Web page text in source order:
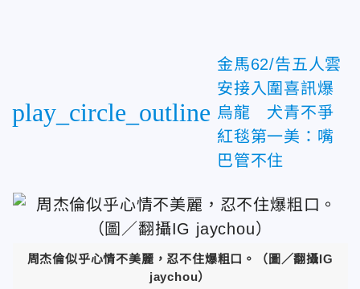
play_circle_outline
金馬62/告五人雲
安接入圍喜訊爆
烏龍 犬青不爭
紅毯第一美：嘴
巴管不住
周杰倫似乎心情不美麗，忍不住爆粗口。（圖／翻攝IG
jaychou）